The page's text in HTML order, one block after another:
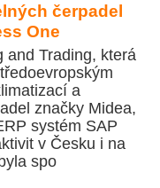
čerpadel
One
and Trading, která
a
značky Midea,
systém SAP
v Česku i na
spo